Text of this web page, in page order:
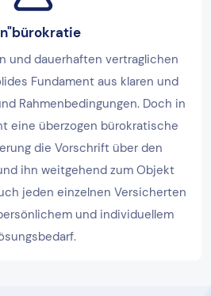
und dauerhaften vertraglichen
Fundament aus klaren und
Rahmenbedingungen. Doch in
eine überzogen bürokratische
die Vorschrift über den
ihn weitgehend zum Objekt
jeden einzelnen Versicherten
und individuellem